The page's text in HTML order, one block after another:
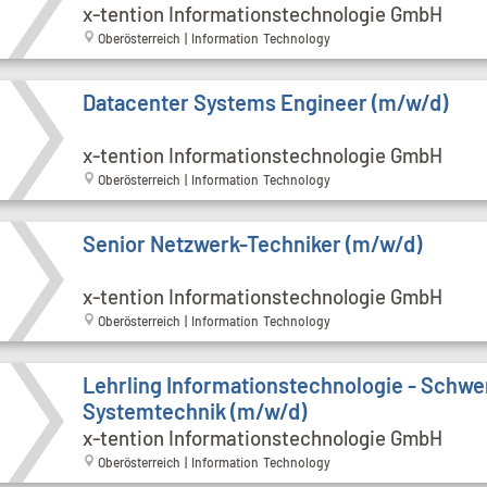
x-tention Informationstechnologie GmbH
Oberösterreich | Information Technology
Datacenter Systems Engineer (m/w/d)
x-tention Informationstechnologie GmbH
Oberösterreich | Information Technology
Senior Netzwerk-Techniker (m/w/d)
x-tention Informationstechnologie GmbH
Oberösterreich | Information Technology
Lehrling Informationstechnologie -
Systemtechnik (m/w/d)
x-tention Informationstechnologie GmbH
Oberösterreich | Information Technology